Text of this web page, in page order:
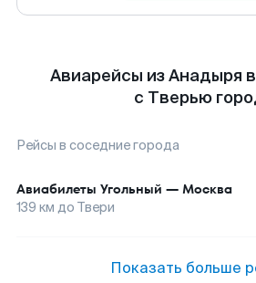
Авиарейсы из Анадыря
с Тверью
Рейсы в соседние города
Авиабилеты Угольный — Москва
139 км до Твери
Показать больше